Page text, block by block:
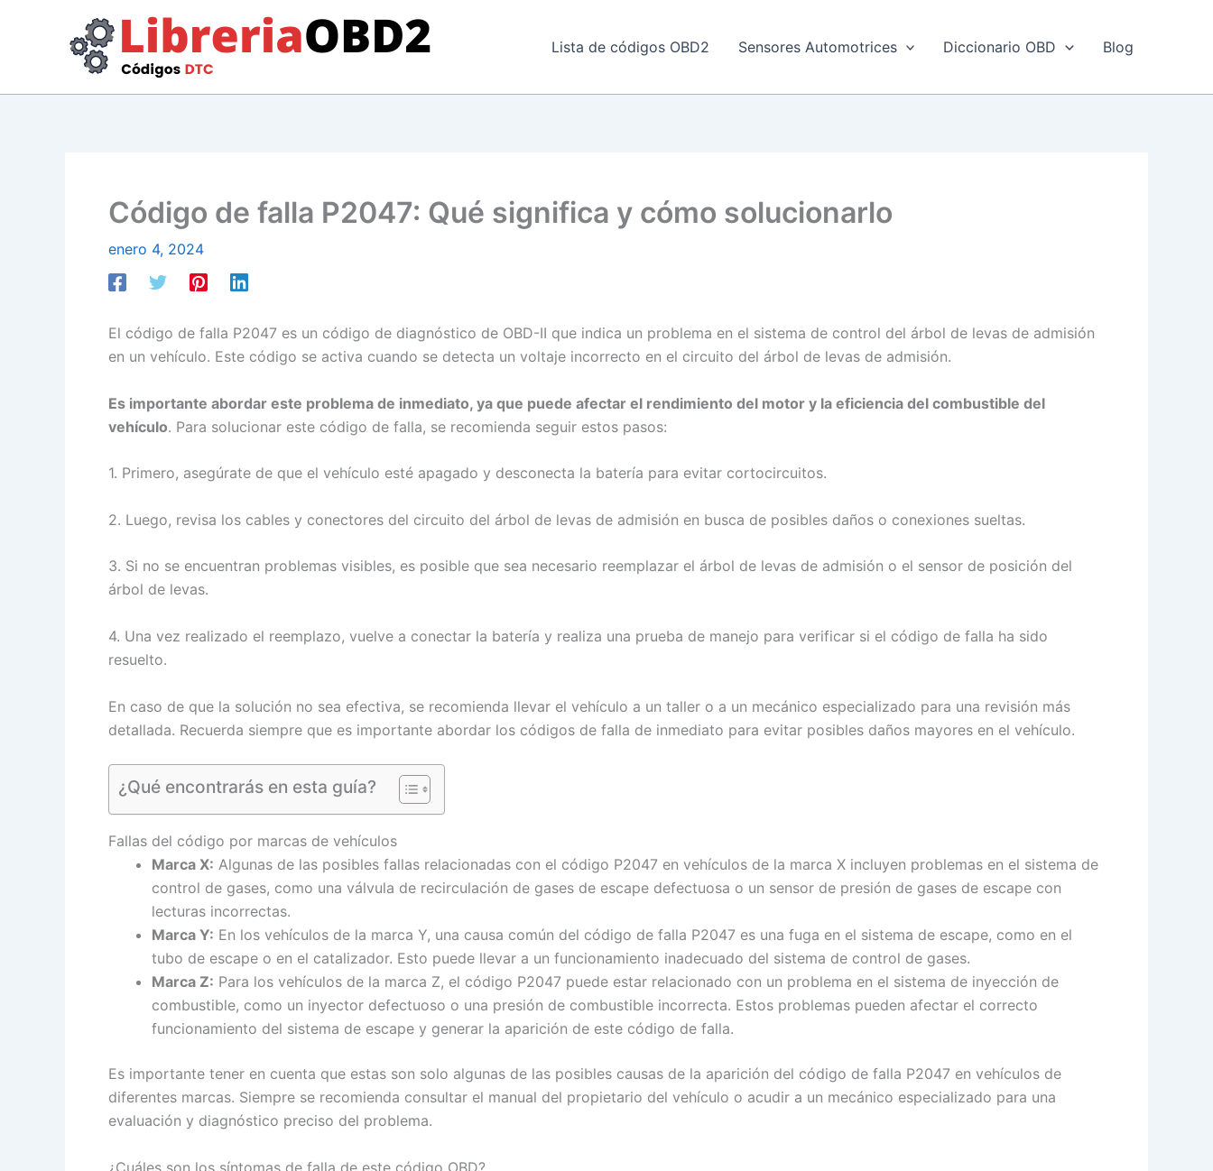
Lista de códigos OBD2 Sensores Automotrices Diccionario OBD Blog
Código de falla P2047: Qué significa y cómo solucionarlo
enero 4, 2024
El código de falla P2047 es un código de diagnóstico de OBD-II que indica un problema en el sistema de control del árbol de levas de admisión
en un vehículo. Este código se activa cuando se detecta un voltaje incorrecto en el circuito del árbol de levas de admisión.
Es importante abordar este problema de inmediato, ya que puede afectar el rendimiento del motor y la eficiencia del combustible del
vehículo. Para solucionar este código de falla, se recomienda seguir estos pasos:
1. Primero, asegúrate de que el vehículo esté apagado y desconecta la batería para evitar cortocircuitos.
2. Luego, revisa los cables y conectores del circuito del árbol de levas de admisión en busca de posibles daños o conexiones sueltas.
3. Si no se encuentran problemas visibles, es posible que sea necesario reemplazar el árbol de levas de admisión o el sensor de posición del
árbol de levas.
4. Una vez realizado el reemplazo, vuelve a conectar la batería y realiza una prueba de manejo para verificar si el código de falla ha sido
resuelto.
En caso de que la solución no sea efectiva, se recomienda llevar el vehículo a un taller o a un mecánico especializado para una revisión más
detallada. Recuerda siempre que es importante abordar los códigos de falla de inmediato para evitar posibles daños mayores en el vehículo.
¿Qué encontrarás en esta guía?
Fallas del código por marcas de vehículos
Marca X: Algunas de las posibles fallas relacionadas con el código P2047 en vehículos de la marca X incluyen problemas en el sistema de
control de gases, como una válvula de recirculación de gases de escape defectuosa o un sensor de presión de gases de escape con
lecturas incorrectas.
Marca Y: En los vehículos de la marca Y, una causa común del código de falla P2047 es una fuga en el sistema de escape, como en el
tubo de escape o en el catalizador. Esto puede llevar a un funcionamiento inadecuado del sistema de control de gases.
Marca Z: Para los vehículos de la marca Z, el código P2047 puede estar relacionado con un problema en el sistema de inyección de
combustible, como un inyector defectuoso o una presión de combustible incorrecta. Estos problemas pueden afectar el correcto
funcionamiento del sistema de escape y generar la aparición de este código de falla.
Es importante tener en cuenta que estas son solo algunas de las posibles causas de la aparición del código de falla P2047 en vehículos de
diferentes marcas. Siempre se recomienda consultar el manual del propietario del vehículo o acudir a un mecánico especializado para una
evaluación y diagnóstico preciso del problema.
¿Cuáles son los síntomas de falla de este código OBD?